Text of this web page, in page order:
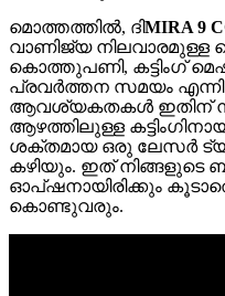
മൊത്തത്തിൽ, ദിMIRA 9
വാണിജ്യ നിലവാരമുള്ള
കൊത്തുപണി, കട്ടിംഗ്
പ്രവർത്തന സമയം
ആവശ്യകതകൾ ഇതിന്
ആഴത്തിലുള്ള
ശക്തമായ ഒരു ലേസർ
കഴിയും. ഇത് നിങ്ങളുടെ
ഓപ്ഷനായിരിക്കും
കൊണ്ടുവരും.